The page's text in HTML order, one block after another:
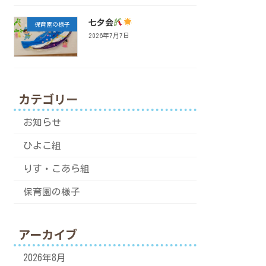
保育園の様子 七夕会
2026年7月7日
カテゴリー
お知らせ
ひよこ組
りす・こあら組
保育園の様子
アーカイブ
2026年8月